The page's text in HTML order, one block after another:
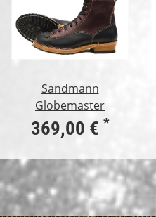
Sandmann
Globemaster
369,00 € *